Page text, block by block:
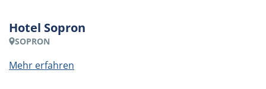
Hotel Sopron
SOPRON
Mehr erfahren